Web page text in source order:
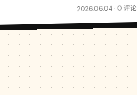
2026.06.04 · 0 评论